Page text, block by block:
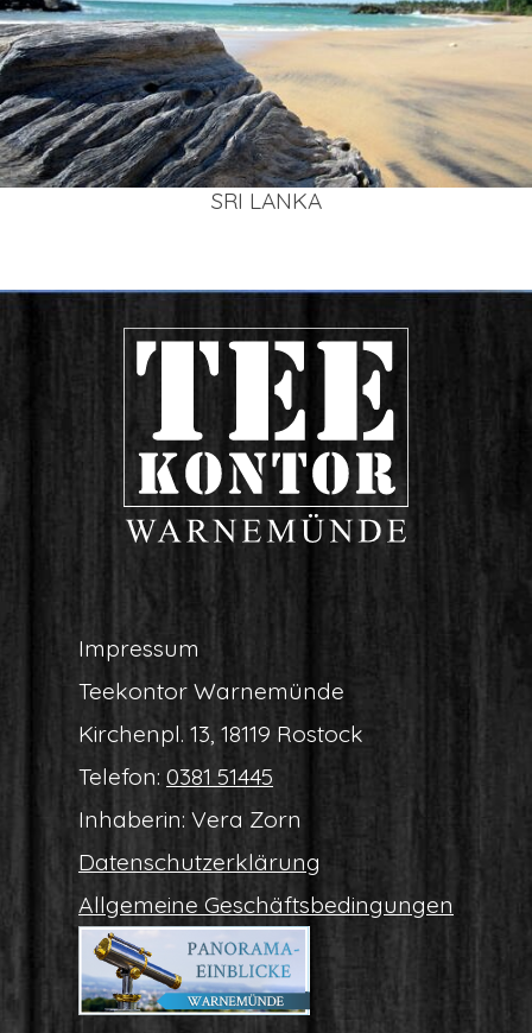
SRI LAN­KA
Impres­sum
Tee­kon­tor Warnemünde
Kir­chen­pl. 13, 18119 Rostock
Tele­fon: 0381 51445
Inha­be­rin: Vera Zorn
Daten­schutz­er­klä­rung
All­ge­mei­ne Geschäftsbedingungen